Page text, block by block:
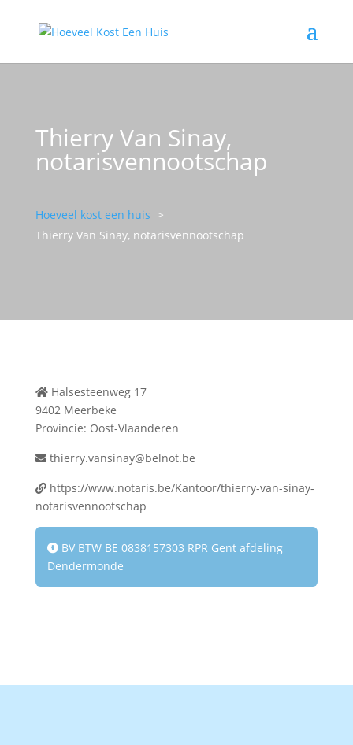
Thierry Van Sinay,
notarisvennootschap
Hoeveel kost een huis
Thierry Van Sinay, notarisvennootschap
Halsesteenweg 17
9402 Meerbeke
Provincie: Oost-Vlaanderen
thierry.vansinay@belnot.be
https://www.notaris.be/Kantoor/thierry-van-sinay-
notarisvennootschap
BV BTW BE 0838157303 RPR Gent afdeling
Dendermonde